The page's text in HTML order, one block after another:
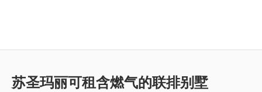
苏圣玛丽可租含燃气的联排别墅